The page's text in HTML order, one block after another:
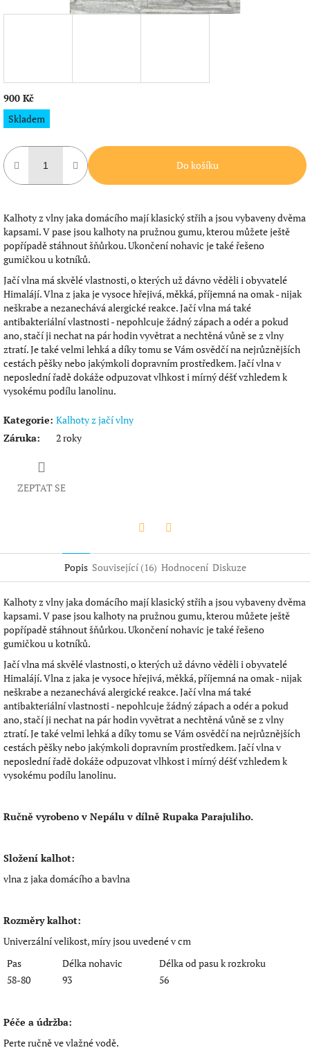
900 Kč
Měrná
cena:
Skladem
Do košíku
Kalhoty z vlny jaka domácího mají klasický střih a jsou vybaveny dvěma
kapsami. V pase jsou kalhoty na pružnou gumu, kterou můžete ještě
popřípadě stáhnout šňůrkou. Ukončení nohavic je také řešeno
gumičkou u kotníků.
Jačí vlna má skvělé vlastnosti, o kterých už dávno věděli i obyvatelé
Himalájí. Vlna z jaka je vysoce hřejivá, měkká, příjemná na omak - nijak
neškrabe a nezanechává alergické reakce. Jačí vlna má také
antibakteriální vlastnosti - nepohlcuje žádný zápach a odér a pokud
ano, stačí ji nechat na pár hodin vyvětrat a nechtěná vůně se z vlny
ztratí. Je také velmi lehká a díky tomu se Vám osvědčí na nejrůznějších
cestách pěšky nebo jakýmkoli dopravním prostředkem. Jačí vlna v
neposlední řadě dokáže odpuzovat vlhkost i mírný déšť vzhledem k
vysokému podílu lanolinu.
Kategorie: Kalhoty z jačí vlny
Záruka: 2 roky
ZEPTAT SE
Popis Související (16) Hodnocení Diskuze
Kalhoty z vlny jaka domácího mají klasický střih a jsou vybaveny dvěma
kapsami. V pase jsou kalhoty na pružnou gumu, kterou můžete ještě
popřípadě stáhnout šňůrkou. Ukončení nohavic je také řešeno
gumičkou u kotníků.
Jačí vlna má skvělé vlastnosti, o kterých už dávno věděli i obyvatelé
Himalájí. Vlna z jaka je vysoce hřejivá, měkká, příjemná na omak - nijak
neškrabe a nezanechává alergické reakce. Jačí vlna má také
antibakteriální vlastnosti - nepohlcuje žádný zápach a odér a pokud
ano, stačí ji nechat na pár hodin vyvětrat a nechtěná vůně se z vlny
ztratí. Je také velmi lehká a díky tomu se Vám osvědčí na nejrůznějších
cestách pěšky nebo jakýmkoli dopravním prostředkem. Jačí vlna v
neposlední řadě dokáže odpuzovat vlhkost i mírný déšť vzhledem k
vysokému podílu lanolinu.
Ručně vyrobeno v Nepálu v dílně Rupaka Parajuliho.
Složení kalhot:
vlna z jaka domácího a bavlna
Rozměry kalhot:
Univerzální velikost, míry jsou uvedené v cm
Pas
Délka nohavic
Délka od pasu k rozkroku
58-80
93 56
Péče a údržba:
Perte ručně ve vlažné vodě.